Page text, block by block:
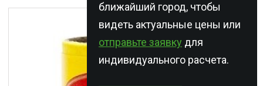
ближайший город, чтобы
видеть актуальные цены или
отправьте заявку для
индивидуального расчета.